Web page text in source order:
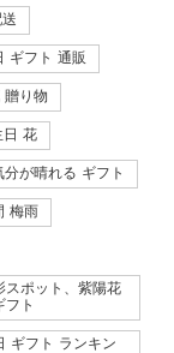
ギフト 通販
贈り物
日 花
分が晴れる ギフト
梅雨
スポット、紫陽花
フト
ギフト ランキン